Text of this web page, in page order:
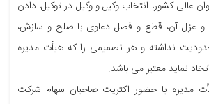
عالی کشور، انتخاب وکیل و وکیل در توکیل، دادن
و عزل آن، قطع و فصل دعاوی با صلح و سازش،
نداشته و هر تصمیمی را که هیأت مدیره
نماید معتبر می باشد.
مدیره با حضور اکثریت صاحبان سهام شرکت